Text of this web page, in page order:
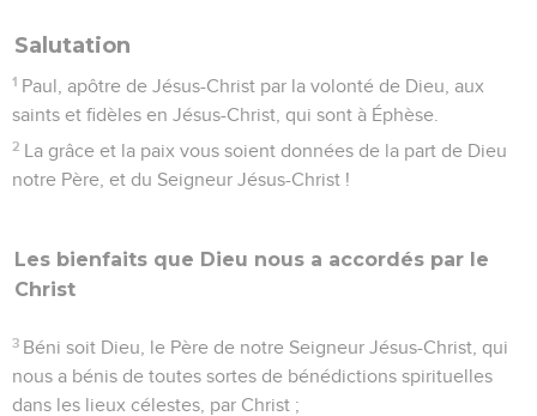
Salutation
1 Paul, apôtre de Jésus-Christ par la volonté de Dieu, aux
saints et fidèles en Jésus-Christ, qui sont à Éphèse.
2 La grâce et la paix vous soient données de la part de Dieu
notre Père, et du Seigneur Jésus-Christ !
Les bienfaits que Dieu nous a accordés par le
Christ
3 Béni soit Dieu, le Père de notre Seigneur Jésus-Christ, qui
nous a bénis de toutes sortes de bénédictions spirituelles
dans les lieux célestes, par Christ ;